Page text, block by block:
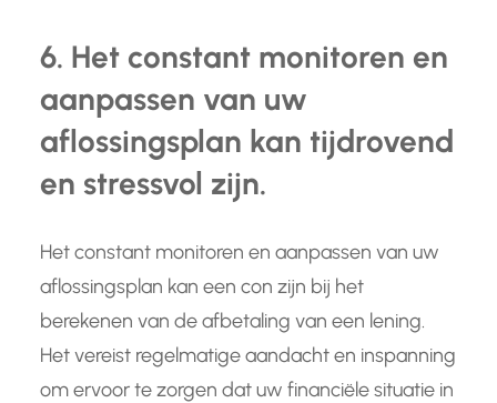
6. Het constant monitoren en
aanpassen van uw
aflossingsplan kan tijdrovend
en stressvol zijn.
Het constant monitoren en aanpassen van uw
aflossingsplan kan een con zijn bij het
berekenen van de afbetaling van een lening.
Het vereist regelmatige aandacht en inspanning
om ervoor te zorgen dat uw financiële situatie in